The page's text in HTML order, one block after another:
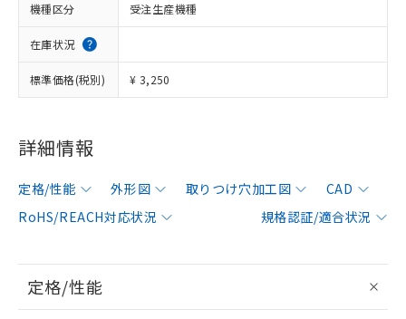
機種区分 受注生産機種
在庫状況
標準価格(税別) ¥ 3,250
詳細情報
定格/性能 外形図 取りつけ穴加工図
CAD
RoHS/REACH対応状況
規格認証/適合状況
定格/性能